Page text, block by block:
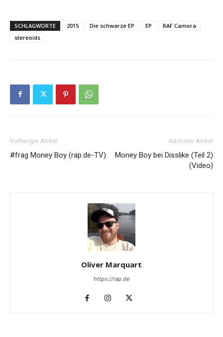
SCHLAGWORTE 2015 Die schwarze EP EP
RAF Camora
stereoids
Vorheriger Artikel
#frag Money Boy (rap.de-TV)
Nächster Artikel
Money Boy bei Disslike (Teil 2)
(Video)
Oliver Marquart
https://rap.de